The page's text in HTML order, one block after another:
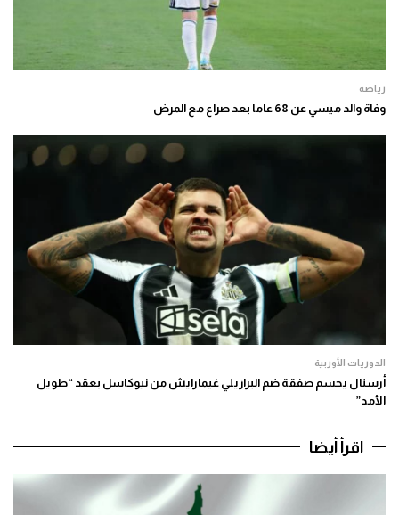
رياضة
وفاة والد ميسي عن 68 عاما بعد صراع مع المرض
الدوريات الأوربية
أرسنال يحسم صفقة ضم البرازيلي غيمارايش من نيوكاسل بعقد “طويل
الأمد”
اقرأ أيضا